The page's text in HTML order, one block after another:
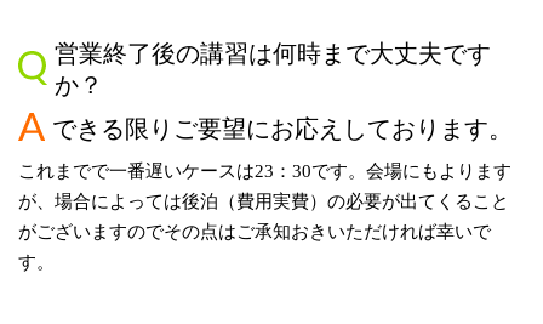
営業終了後の講習は何時まで大丈夫です
か？
できる限りご要望にお応えしております。
これまでで一番遅いケースは23 ： 30です。会場にもよります
が、場合によっては後泊（費用実費）の必要が出てくること
がございますのでその点はご承知おきいただければ幸いで
す。